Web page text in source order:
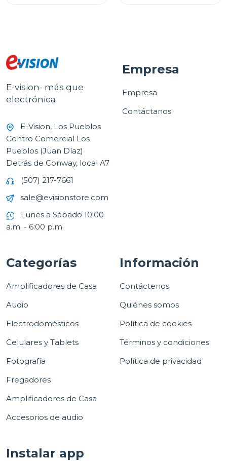
E-vision- más que
electrónica
E-Vision, Los Pueblos
Centro Comercial Los
Pueblos (Juan Díaz)
Detrás de Conway, local A7
(507) 217-7661
sale@evisionstore.com
Lunes a Sábado 10:00
a.m. - 6:00 p.m.
Empresa
Empresa
Contáctanos
Categorías
Amplificadores de Casa
Audio
Electrodomésticos
Celulares y Tablets
Fotografía
Fregadores
Amplificadores de Casa
Accesorios de audio
Información
Contáctenos
Quiénes somos
Política de cookies
Términos y condiciones
Política de privacidad
Instalar app